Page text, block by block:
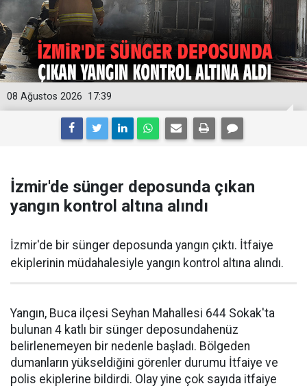
17:39
08 Ağustos 2026
İzmir'de sünger deposunda çıkan
yangın kontrol altına alındı
İzmir'de bir sünger deposunda yangın çıktı. İtfaiye
ekiplerinin müdahalesiyle yangın kontrol altına alındı.
Yangın, Buca ilçesi Seyhan Mahallesi 644 Sokak'ta
bulunan 4 katlı bir sünger deposundahenüz
belirlenemeyen bir nedenle başladı. Bölgeden
dumanların yükseldiğini görenler durumu İtfaiye ve
polis ekiplerine bildirdi. Olay yine çok sayıda itfaiye